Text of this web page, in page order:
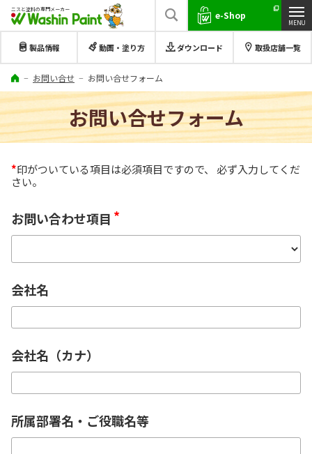
ニスと塗料の専門メーカー e-Shop
製品情報 動画・塗り方 ダウンロード 取扱店舗一覧
お問い合せ お問い合せフォーム
お問い合せフォーム